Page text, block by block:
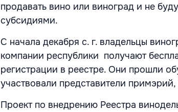
продавать вино или виноград и не
субсидиями.
С начала декабря с. г. владельцы
компании республики получают
регистрации в реестре. Они прошли
участвовали представители
Проект по внедрению Реестра